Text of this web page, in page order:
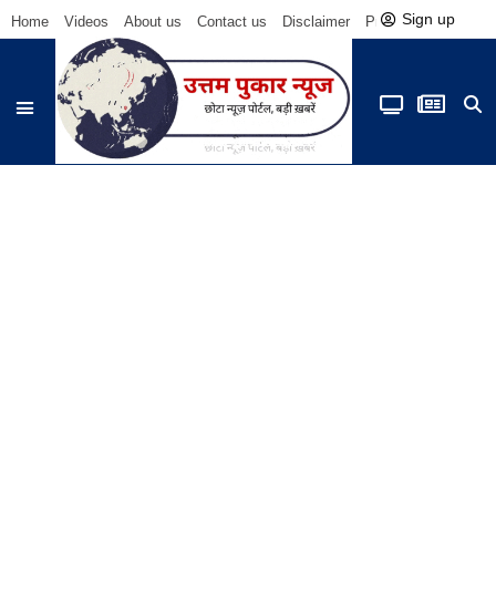
Home Videos About us Contact us Disclaimer Privacy Policy
Sign up